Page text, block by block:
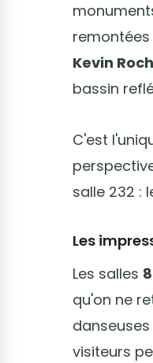
Kevin
bassin
C'est
salle 232 :
Les
Les salles
qu'on ne
visiteurs